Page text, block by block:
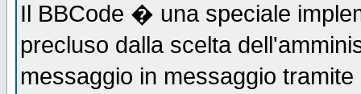
Il BBCode � una speciale
precluso dalla scelta
messaggio in messaggio